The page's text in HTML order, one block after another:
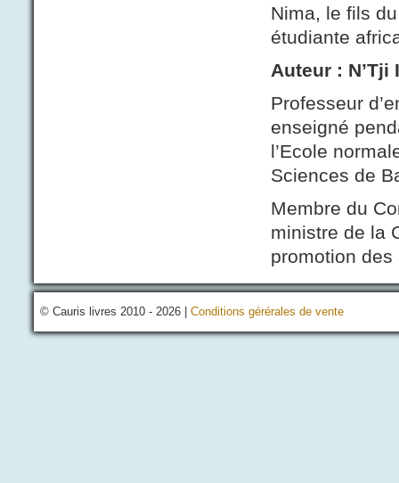
Nima, le fils
étudiante
Auteur :
Professeur
enseigné
l’Ecole
Sciences de
Membre du
ministre de la
promotion
© Cauris livres 2010 - 2026 | Conditions gérérales de vente